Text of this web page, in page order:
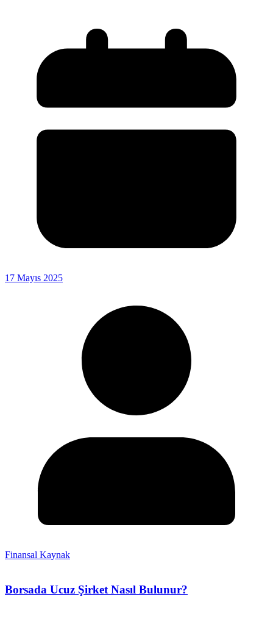
17 Mayıs 2025
Finansal Kaynak
Borsada Ucuz Şirket Nasıl Bulunur?